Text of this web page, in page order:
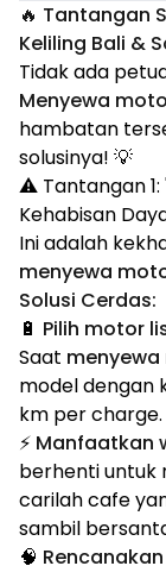
🔥 Tantangan
Keliling Bali &
Tidak ada
Menyewa
hambatan
solusinya! 💡
⚠️ Tantangan 1:
Kehabisan
Ini adalah
menyewa
Solusi Cerdas:
🔋 Pilih motor
Saat
model dengan
km per
⚡ Manfaatkan
berhenti untuk
carilah cafe
sambil
🧠